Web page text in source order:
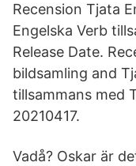
Recension Tjata
Engelska Verb
Release Date.
bildsamling and
tillsammans med
20210417.
Vadå? Oskar är